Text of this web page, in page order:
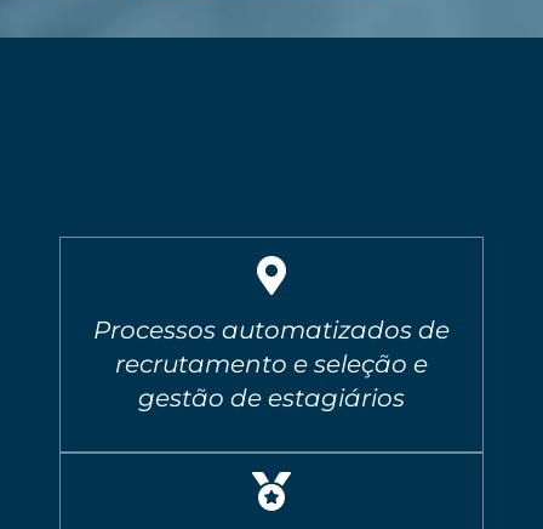
Processos automatizados de
recrutamento e seleção e
gestão de estagiários